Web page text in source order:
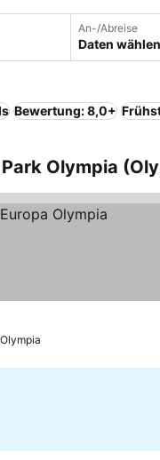
An-/Abreise
Daten wählen
Bewertung: 8,0+
Olympia